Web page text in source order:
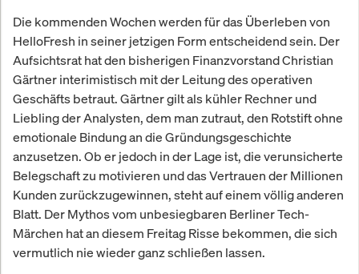
Die kommenden Wochen werden für das Überleben von
HelloFresh in seiner jetzigen Form entscheidend sein. Der
Aufsichtsrat hat den bisherigen Finanzvorstand Christian
Gärtner interimistisch mit der Leitung des operativen
Geschäfts betraut. Gärtner gilt als kühler Rechner und
Liebling der Analysten, dem man zutraut, den Rotstift ohne
emotionale Bindung an die Gründungsgeschichte
anzusetzen. Ob er jedoch in der Lage ist, die verunsicherte
Belegschaft zu motivieren und das Vertrauen der Millionen
Kunden zurückzugewinnen, steht auf einem völlig anderen
Blatt. Der Mythos vom unbesiegbaren Berliner Tech-
Märchen hat an diesem Freitag Risse bekommen, die sich
vermutlich nie wieder ganz schließen lassen.